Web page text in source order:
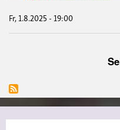
Fr, 1.8.2025 - 19:00
Suche